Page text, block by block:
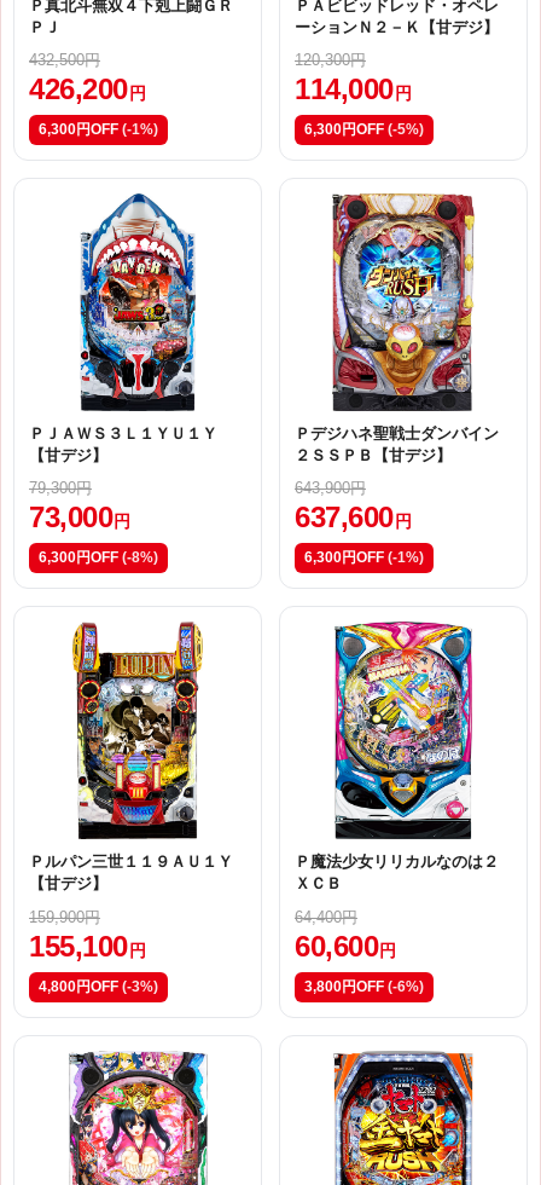
Ｐ真北斗無双４下剋上闘ＧＲ
ＰＪ
432,500円
426,200 円
6,300円OFF (-1%)
ＰＡビビッドレッド・オペレ
ーションＮ２－Ｋ【甘デジ】
120,300円
114,000 円
6,300円OFF (-5%)
ＰＪＡＷＳ３Ｌ１ＹＵ１Ｙ
【甘デジ】
79,300円
73,000 円
6,300円OFF (-8%)
Ｐデジハネ聖戦士ダンバイン
２ＳＳＰＢ【甘デジ】
643,900円
637,600 円
6,300円OFF (-1%)
Ｐルパン三世１１９ＡＵ１Ｙ
【甘デジ】
159,900円
155,100 円
4,800円OFF (-3%)
Ｐ魔法少女リリカルなのは２
ＸＣＢ
64,400円
60,600 円
3,800円OFF (-6%)